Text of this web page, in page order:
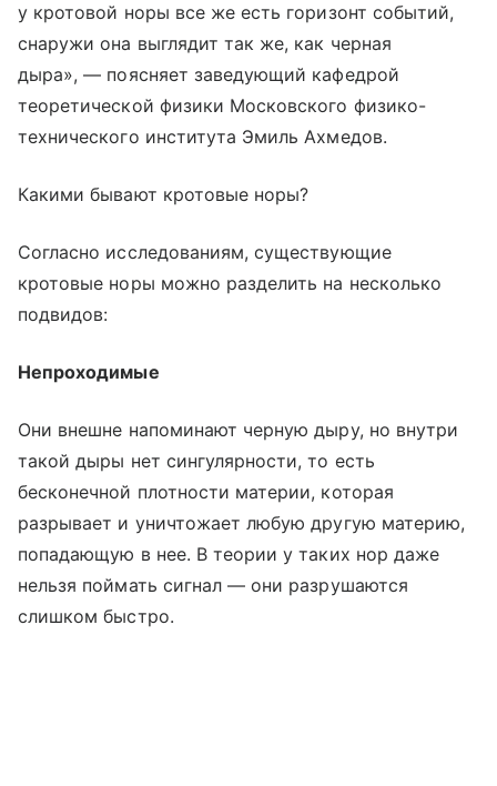
у кротовой норы все же есть горизонт событий,
снаружи она выглядит так же, как черная
дыра», — поясняет заведующий кафедрой
теоретической физики Московского физико-
технического института Эмиль Ахмедов.
Какими бывают кротовые норы?
Согласно исследованиям, существующие
кротовые норы можно разделить на несколько
подвидов:
Непроходимые
Они внешне напоминают черную дыру, но внутри
такой дыры нет сингулярности, то есть
бесконечной плотности материи, которая
разрывает и уничтожает любую другую материю,
попадающую в нее. В теории у таких нор даже
нельзя поймать сигнал — они разрушаются
слишком быстро.